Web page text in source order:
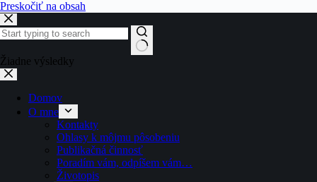
Preskočiť na obsah
Žiadne výsledky
Domov
O mne
Kontakty
Ohlasy k môjmu pôsobeniu
Publikačná činnosť
Poradím vám, odpíšem vám…
Životopis